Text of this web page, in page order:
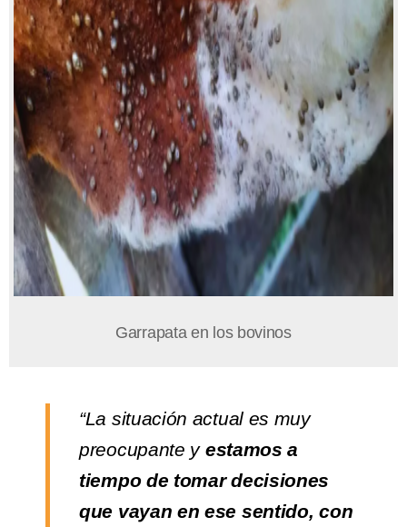
Garrapata en los bovinos
“La situación actual es muy
preocupante y estamos a
tiempo de tomar decisiones
que vayan en ese sentido, con